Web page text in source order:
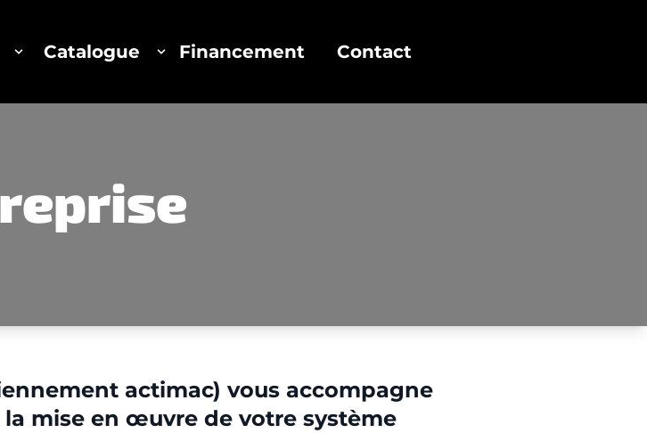
Catalogue Financement Contact
actimac) vous accompagne
la mise en œuvre de votre système